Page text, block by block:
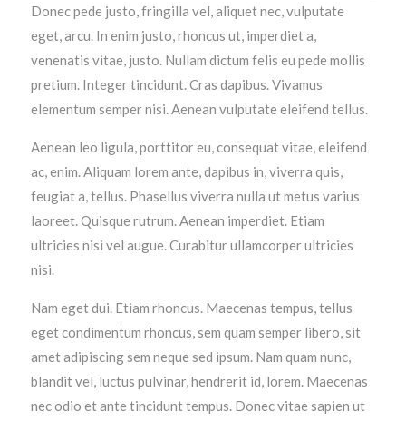
Donec pede justo, fringilla vel, aliquet nec, vulputate
eget, arcu. In enim justo, rhoncus ut, imperdiet a,
venenatis vitae, justo. Nullam dictum felis eu pede mollis
pretium. Integer tincidunt. Cras dapibus. Vivamus
elementum semper nisi. Aenean vulputate eleifend tellus.
Aenean leo ligula, porttitor eu, consequat vitae, eleifend
ac, enim. Aliquam lorem ante, dapibus in, viverra quis,
feugiat a, tellus. Phasellus viverra nulla ut metus varius
laoreet. Quisque rutrum. Aenean imperdiet. Etiam
ultricies nisi vel augue. Curabitur ullamcorper ultricies
nisi.
Nam eget dui. Etiam rhoncus. Maecenas tempus, tellus
eget condimentum rhoncus, sem quam semper libero, sit
amet adipiscing sem neque sed ipsum. Nam quam nunc,
blandit vel, luctus pulvinar, hendrerit id, lorem. Maecenas
nec odio et ante tincidunt tempus. Donec vitae sapien ut
MEHR INFOS
Lorem ipsum dolor sit amet, consectetuer adipiscing
elit. Aenean commodo ligula eget dolor.